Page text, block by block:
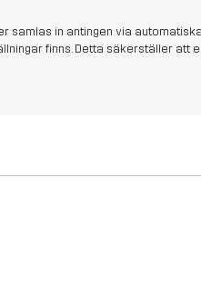
samlas in antingen via
finns. Detta säkerställer att